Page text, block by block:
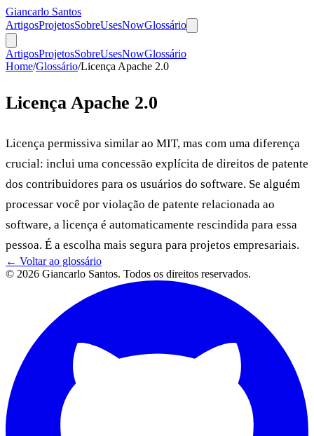
Giancarlo Santos
ArtigosProjetosSobreUsesNowGlossário
ArtigosProjetosSobreUsesNowGlossário
Home/Glossário/Licença Apache 2.0
Licença Apache 2.0
Licença permissiva similar ao MIT, mas com uma diferença
crucial: inclui uma concessão explícita de direitos de patente
dos contribuidores para os usuários do software. Se alguém
processar você por violação de patente relacionada ao
software, a licença é automaticamente rescindida para essa
pessoa. É a escolha mais segura para projetos empresariais.
← Voltar ao glossário
© 2026 Giancarlo Santos. Todos os direitos reservados.